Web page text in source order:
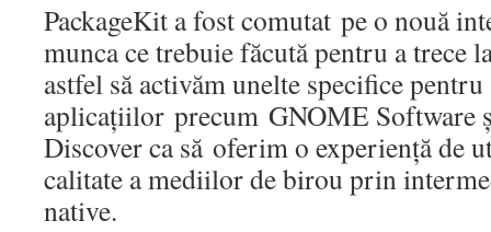
PackageKit a fost comutat pe o nouă
munca ce trebuie făcută pentru a trece
astfel să activăm unelte specifice
aplicațiilor precum GNOME Software
Discover ca să oferim o experiență de
calitate a mediilor de birou prin
native.